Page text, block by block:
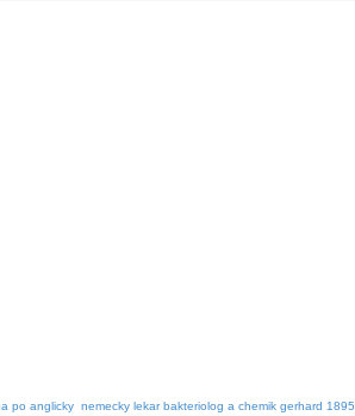
po anglicky nemecky lekar bakteriolog a chemik gerhard 1895